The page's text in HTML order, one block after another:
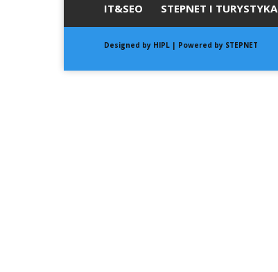
IT&SEO STEPNET I TURYSTYKA
Designed by HIPL | Powered by STEPNET